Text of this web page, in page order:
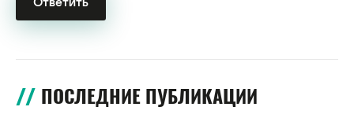
ПОСЛЕДНИЕ ПУБЛИКАЦИИ